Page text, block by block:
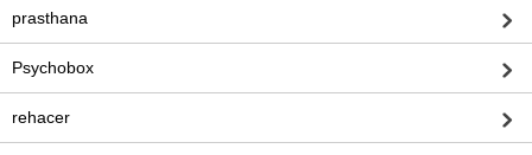
prasthana
Psychobox
rehacer